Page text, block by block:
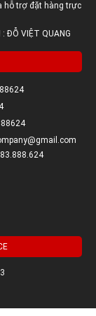
hỗ trợ đặt hàng trực
: ĐỖ VIỆT QUANG